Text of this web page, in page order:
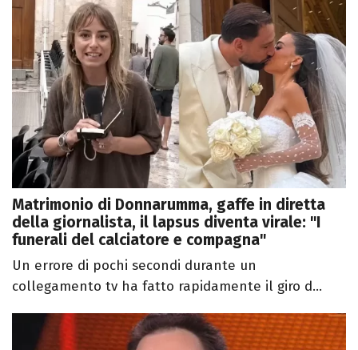
Matrimonio di Donnarumma, gaffe in diretta
della giornalista, il lapsus diventa virale: "I
funerali del calciatore e compagna"
Un errore di pochi secondi durante un
collegamento tv ha fatto rapidamente il giro d...